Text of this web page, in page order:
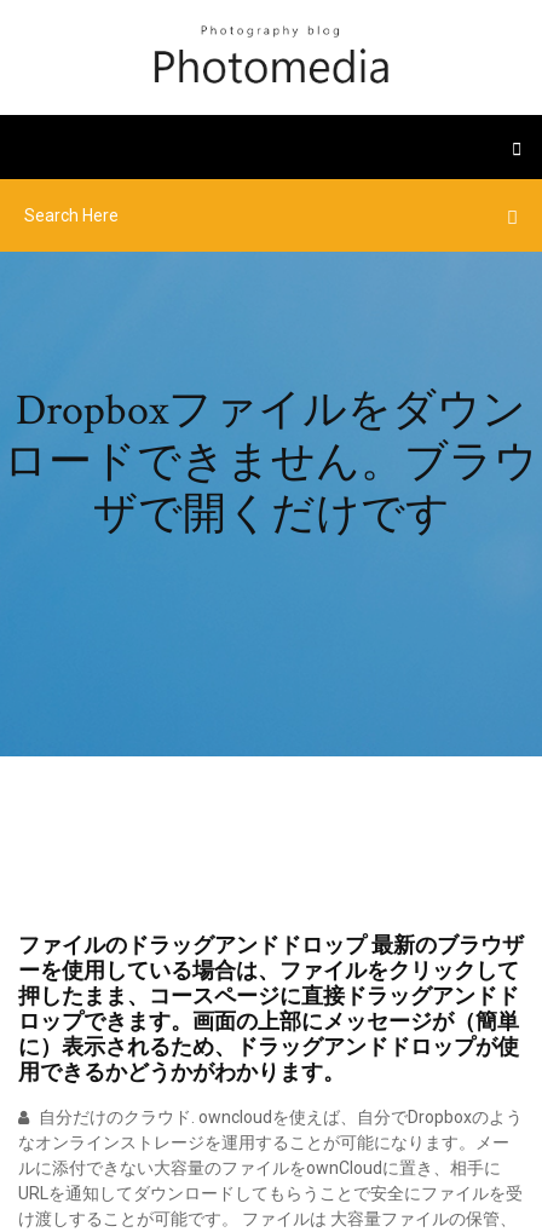
Dropboxファイルをダウン
ロードできません。ブラウ
ザで開くだけです
ファイルのドラッグアンドドロップ 最新のブラウザ
ーを使用している場合は、ファイルをクリックして
押したまま、コースページに直接ドラッグアンドド
ロップできます。画面の上部にメッセージが（簡単
に）表示されるため、ドラッグアンドドロップが使
用できるかどうかがわかります。
自分だけのクラウド. owncloudを使えば、自分でDropboxのよう
なオンラインストレージを運用することが可能になります。メー
ルに添付できない大容量のファイルをownCloudに置き、相手に
URLを通知してダウンロードしてもらうことで安全にファイルを受
け渡しすることが可能です。 ファイルは 大容量ファイルの保管、